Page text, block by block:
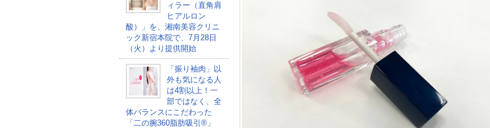
ィラー（直角肩
ヒアルロン
酸）」を、湘南美容クリニ
ック新宿本院で、7月28日
（火）より提供開始
「振り袖肉」以
外も気になる人
は4割以上！一
部ではなく、全
体バランスにこだわった
「二の腕360脂肪吸引®」